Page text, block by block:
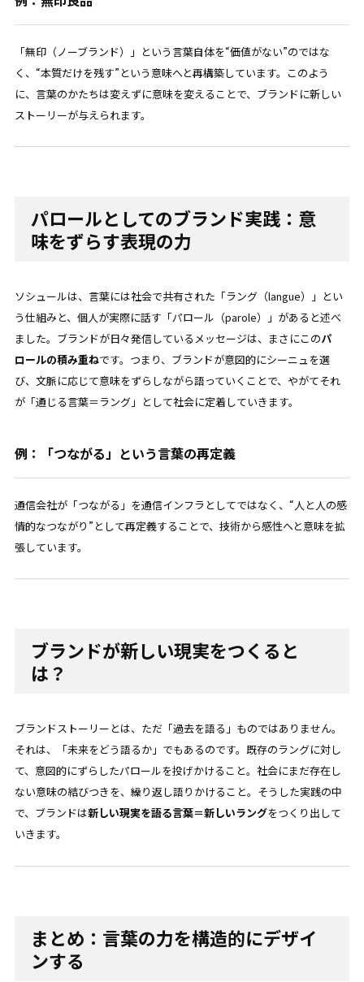
「無印（ノーブランド）」という言葉自体を“価値がない”のではな
く、“本質だけを残す”という意味へと再構築しています。このよう
に、言葉のかたちは変えずに意味を変えることで、ブランドに新しい
ストーリーが与えられます。
パロールとしてのブランド実践：意
味をずらす表現の力
ソシュールは、言葉には社会で共有された「ラング（langue）」とい
う仕組みと、個人が実際に話す「パロール（parole）」があると述べ
ました。ブランドが日々発信しているメッセージは、まさにこのパ
ロールの積み重ねです。つまり、ブランドが意図的にシーニュを選
び、文脈に応じて意味をずらしながら語っていくことで、やがてそれ
が「通じる言葉＝ラング」として社会に定着していきます。
例：「つながる」という言葉の再定義
通信会社が「つながる」を通信インフラとしてではなく、“人と人の感
情的なつながり”として再定義することで、技術から感性へと意味を拡
張しています。
ブランドが新しい現実をつくると
は？
ブランドストーリーとは、ただ「過去を語る」ものではありません。
それは、「未来をどう語るか」でもあるのです。既存のラングに対し
て、意図的にずらしたパロールを投げかけること。社会にまだ存在し
ない意味の結びつきを、繰り返し語りかけること。そうした実践の中
で、ブランドは新しい現実を語る言葉＝新しいラングをつくり出して
いきます。
まとめ：言葉の力を構造的にデザイ
ンする